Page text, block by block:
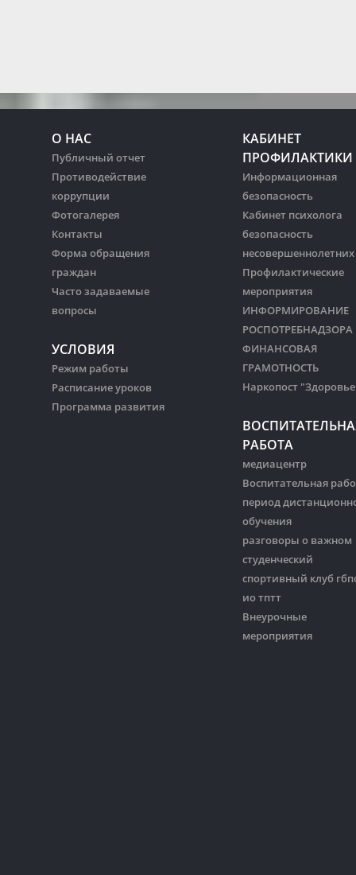
О НАС
Публичный отчет
Противодействие
коррупции
Фотогалерея
Контакты
Форма обращения
граждан
Часто задаваемые
вопросы
УСЛОВИЯ
Режим работы
Расписание уроков
Программа развития
КАБИНЕТ
ПРОФИЛАКТИКИ
Информационная
безопасность
Кабинет психолога
безопасность
несовершеннолетних
Профилактические
мероприятия
ИНФОРМИРОВАНИЕ
РОСПОТРЕБНАДЗОРА
ФИНАНСОВАЯ
ГРАМОТНОСТЬ
Наркопост
РАБОТА
медиацентр
Воспитательная
период
обучения
разговоры о важном
студенческий
спортивный клуб
ио тптт
Внеурочные
мероприятия